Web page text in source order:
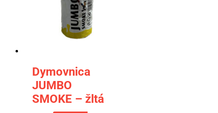
Dymovnica
JUMBO
SMOKE – žltá